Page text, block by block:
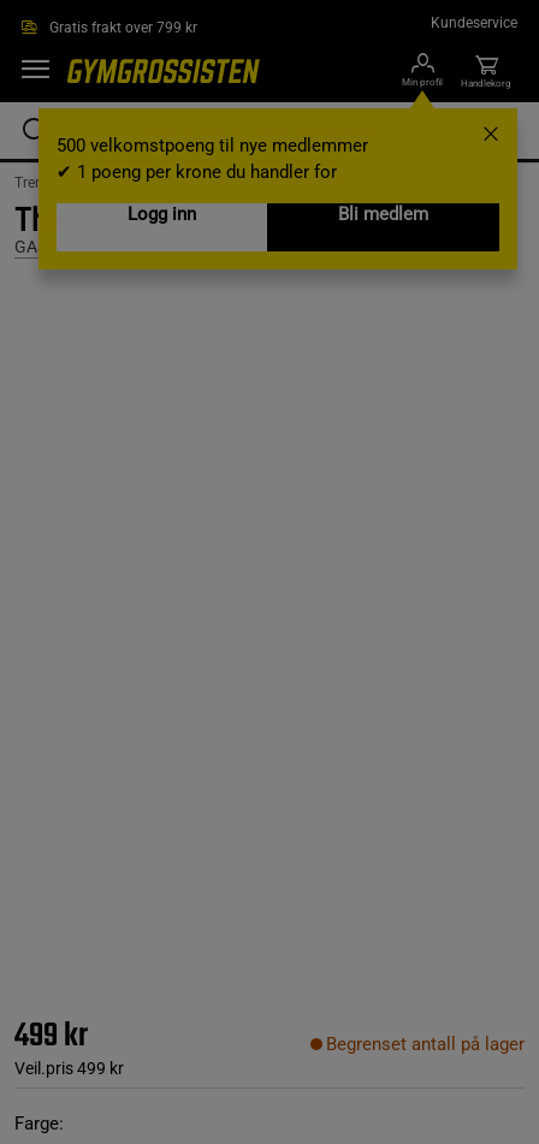
Gratis frakt over 799 kr Kundeservice
Min profil
500 velkomstpoeng til nye medlemmer
✔ 1 poeng per krone du handler for
Logg inn
Bli medlem
Handlekorg
Treningsklær / Treningsklær herre / Treningssinglet
Throwback s/l, Washed Black, S
GASP
499 kr
Veil.pris499 kr
Begrenset antall på lager
Farge: